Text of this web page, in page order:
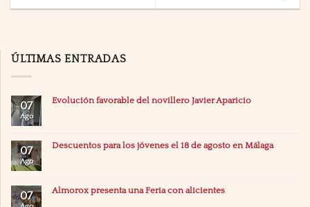
ÚLTIMAS ENTRADAS
07
Ago
Evolución favorable del novillero Javier Aparicio
07
Ago
Descuentos para los jóvenes el 18 de agosto en Málaga
07 Almorox presenta una Feria con alicientes